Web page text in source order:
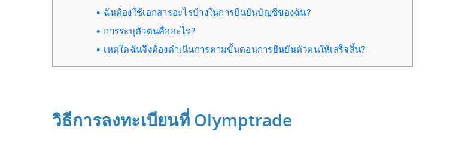
ฉันต้องใช้เอกสารอะไรบ้างในการยืนยันบัญชีของฉัน?
การระบุตัวตนคืออะไร?
เหตุใดฉันจึงต้องดำเนินการตามขั้นตอนการยืนยันตัวตนให้เสร็จสิ้น?
วิธีการลงทะเบียนที่ Olymptrade